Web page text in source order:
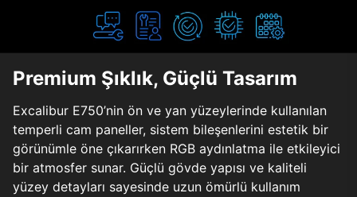
Premium Şıklık, Güçlü Tasarım
Excalibur E750’nin ön ve yan yüzeylerinde kullanılan
temperli cam paneller, sistem bileşenlerini estetik bir
görünümle öne çıkarırken RGB aydınlatma ile etkileyici
bir atmosfer sunar. Güçlü gövde yapısı ve kaliteli
yüzey detayları sayesinde uzun ömürlü kullanım